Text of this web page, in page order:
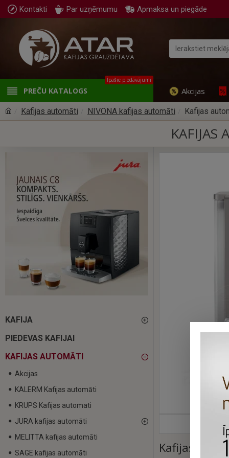
Kontakti Par uzņēmumu Apmaksa un piegāde
PREČU KATALOGS
Īpašie piedāvājumi
Akcijas
Kafijas automāti NIVONA kafijas automāti Kafijas
KAFIJAS
KAFIJA
PIEDEVAS KAFIJAI
KAFIJAS AUTOMĀTI
Akcijas
KALERM Kafijas automāti
KRUPS Kafijas automati
JURA kafijas automāti
MELITTA kafijas automāti
SAGE kafijas automāti
Kafijas